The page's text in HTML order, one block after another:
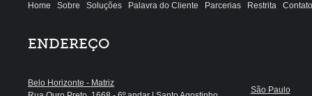
Home Sobre Soluções Palavra do Cliente Parcerias Restrita Contato
ENDEREÇO
Belo Horizonte - Matriz
São Paulo